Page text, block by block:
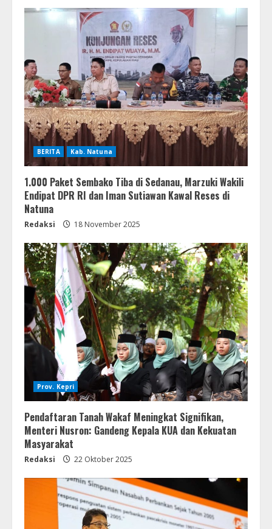
BERITA Kab. Natuna
1.000 Paket Sembako Tiba di Sedanau, Marzuki Wakili
Endipat DPR RI dan Iman Sutiawan Kawal Reses di
Natuna
Redaksi 18 November 2025
Prov. Kepri
Pendaftaran Tanah Wakaf Meningkat Signifikan,
Menteri Nusron: Gandeng Kepala KUA dan Kekuatan
Masyarakat
Redaksi 22 Oktober 2025